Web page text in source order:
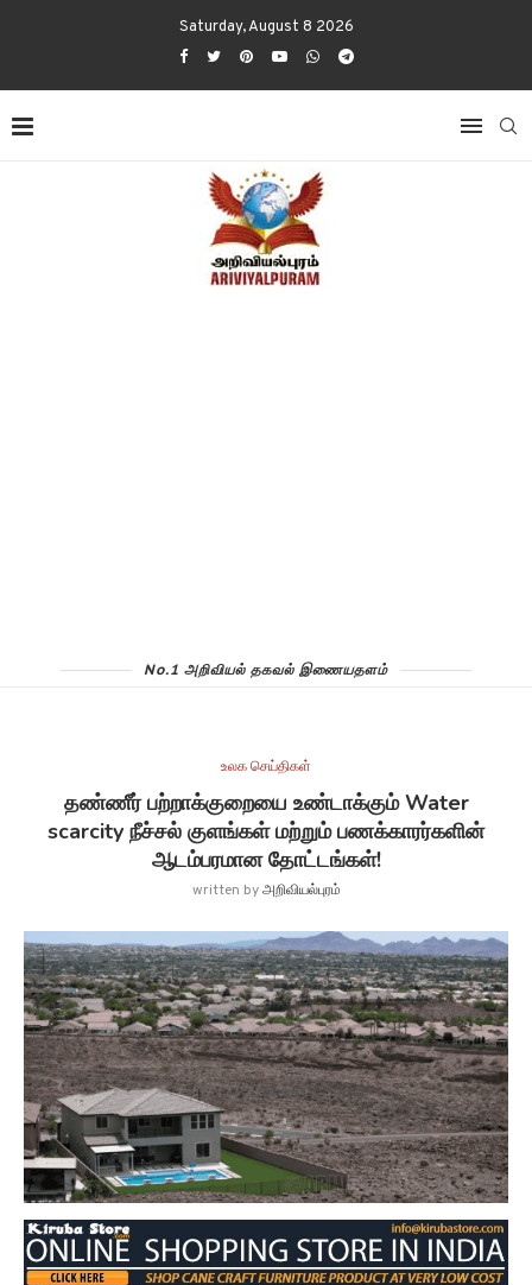
Saturday, August 8 2026
No.1 அறிவியல் தகவல் இணையதளம்
உலக செய்திகள்
தண்ணீர் பற்றாக்குறையை உண்டாக்கும் Water
scarcity நீச்சல் குளங்கள் மற்றும் பணக்காரர்களின்
ஆடம்பரமான தோட்டங்கள்!
written byஅறிவியல்புரம்